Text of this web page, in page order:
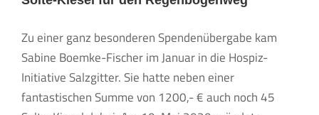
Zu einer ganz besonderen Spendenübergabe kam
Sabine Boemke-Fischer im Januar in die Hospiz-
Initiative Salzgitter. Sie hatte neben einer
fantastischen Summe von 1200,- € auch noch 45